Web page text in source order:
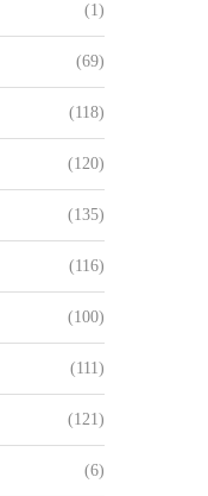
(1)
(69)
(118)
(120)
(135)
(116)
(100)
(111)
(121)
(6)